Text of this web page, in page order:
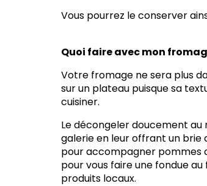
Vous pourrez le conserver
Quoi faire avec mon
Votre fromage ne sera plus
sur un plateau puisque sa
cuisiner.
Le décongeler doucement au
galerie en leur offrant un brie
pour accompagner pommes
pour vous faire une fondue
produits locaux.